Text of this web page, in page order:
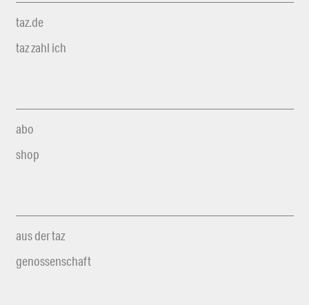
taz.de
taz zahl ich
abo
shop
aus der taz
genossenschaft